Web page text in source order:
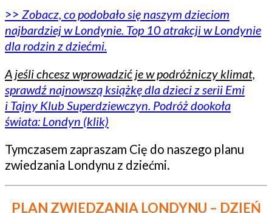
>> Zobacz, co podobało się naszym dzieciom
najbardziej w Londynie. Top 10 atrakcji w Londynie
dla rodzin z dziećmi.
A jeśli chcesz wprowadzić je w podróżniczy klimat,
sprawdź najnowszą książkę dla dzieci z serii Emi
i Tajny Klub Superdziewczyn. Podróż dookoła
świata: Londyn (klik)
Tymczasem zapraszam Cię do naszego planu
zwiedzania Londynu z dziećmi.
PLAN ZWIEDZANIA LONDYNU – DZIEŃ